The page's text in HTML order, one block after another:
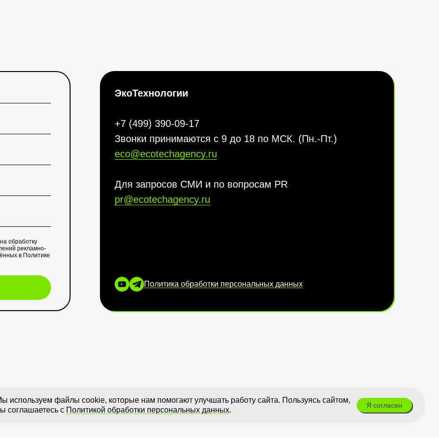
ЭкоТехнологии
+7 (499) 390-09-17
Звонки принимаются с 9 до 18 по МСК. (Пн.-Пт.)
eco@ecotechagency.ru
Для запросов СМИ и по вопросам PR
pr@ecotechagency.ru
Политика обработки персональных данных
обработку
рекламно-
в Политике
используем файлы cookie, которые нам помогают улучшать работу сайта. Пользуясь сайтом,
соглашаетесь с Политикой обработки персональных данных.
Я согласен